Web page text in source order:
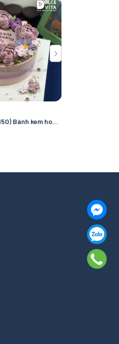
[3082] (80/100/120/150) Bánh kem hoa hồng tone tím tặng sếp, phái nữ